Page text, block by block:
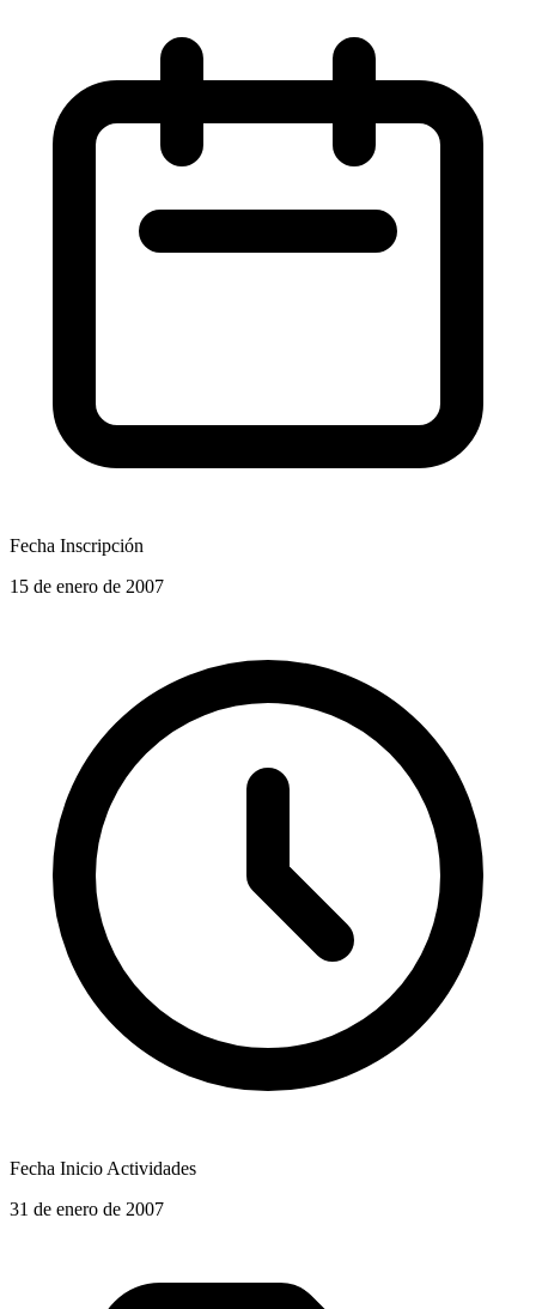
Fecha Inscripción
15 de enero de 2007
Fecha Inicio Actividades
31 de enero de 2007